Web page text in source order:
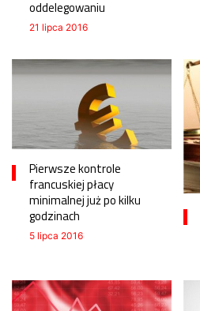
oddelegowaniu
21 lipca 2016
Pierwsze kontrole
francuskiej płacy
minimalnej już po kilku
godzinach
5 lipca 2016